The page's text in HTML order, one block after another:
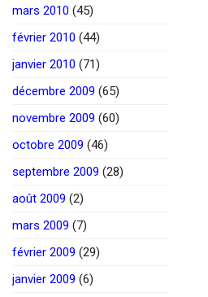
mars 2010 (45)
février 2010 (44)
janvier 2010 (71)
décembre 2009 (65)
novembre 2009 (60)
octobre 2009 (46)
septembre 2009 (28)
août 2009 (2)
mars 2009 (7)
février 2009 (29)
janvier 2009 (6)